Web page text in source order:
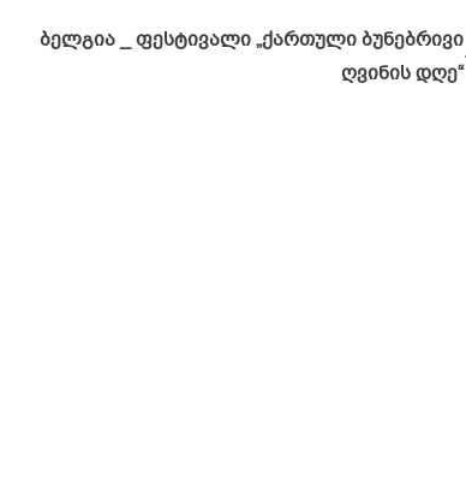
ბელგია _ ფესტივალი „ქართული ბუნებრივი
ღვინის დღე“